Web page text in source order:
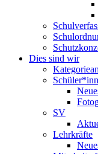
Dies sind wir
SV
Lehrkräfte